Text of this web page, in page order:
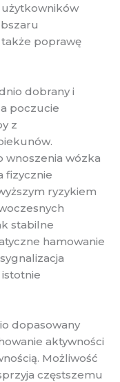
poprawę
dobrany i
poczucie
z
wnoszenia wózka
fizycznie
ryzykiem
stabilne
hamowanie
dopasowany
aktywności
Możliwość
częstszemu